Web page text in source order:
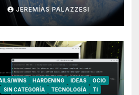
JEREMÍAS PALAZZESI
WINS HARDENING IDEAS
OCIO
SIN CATEGORÍA TECNOLOGÍA TI